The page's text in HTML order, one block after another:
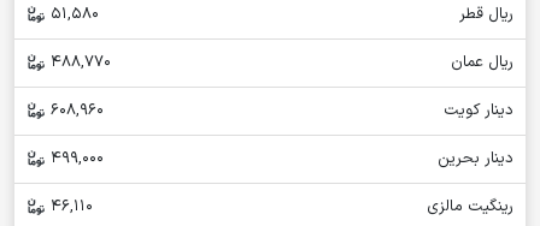
ریال قطر
51,580
ریال عمان
488,770
دینار کویت
608,960
دینار بحرین
499,000
رینگیت مالزی
46,110